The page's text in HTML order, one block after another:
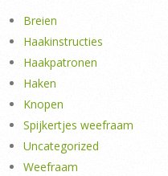
Breien
Haakinstructies
Haakpatronen
Haken
Knopen
Spijkertjes weefraam
Uncategorized
Weefraam